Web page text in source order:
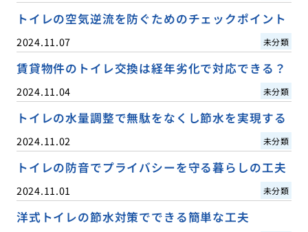
トイレの空気逆流を防ぐためのチェックポイント
2024.11.07 未分類
賃貸物件のトイレ交換は経年劣化で対応できる？
2024.11.04 未分類
トイレの水量調整で無駄をなくし節水を実現する
2024.11.02 未分類
トイレの防音でプライバシーを守る暮らしの工夫
2024.11.01 未分類
洋式トイレの節水対策でできる簡単な工夫